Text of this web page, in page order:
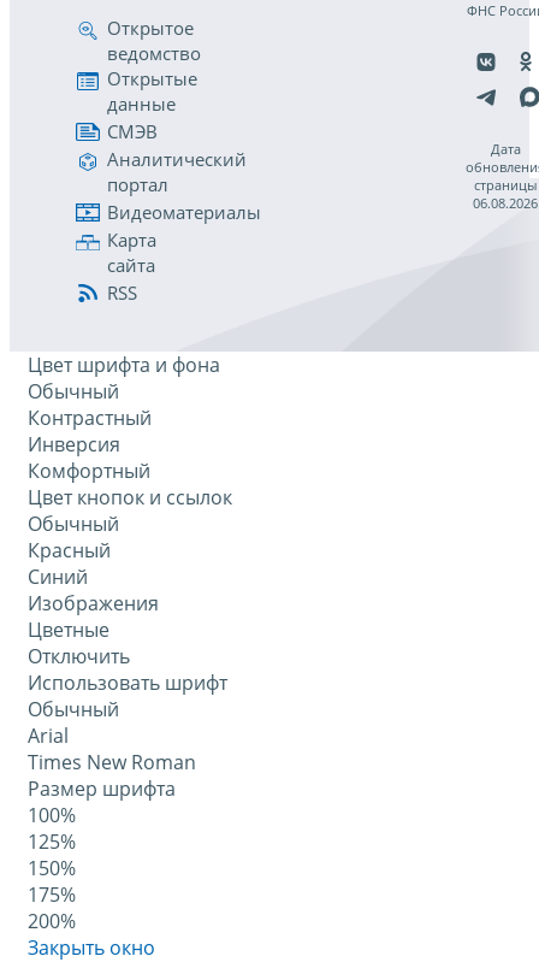
Открытое
ведомство
Открытые
данные
СМЭВ
Аналитический
портал
Видеоматериалы
Карта
сайта
RSS
ФНС
Дата
страницы
06.08.2026
Цвет шрифта и фона
Обычный
Контрастный
Инверсия
Комфортный
Цвет кнопок и ссылок
Обычный
Красный
Синий
Изображения
Цветные
Отключить
Использовать шрифт
Обычный
Arial
Times New Roman
Размер шрифта
100%
125%
150%
175%
200%
Закрыть окно